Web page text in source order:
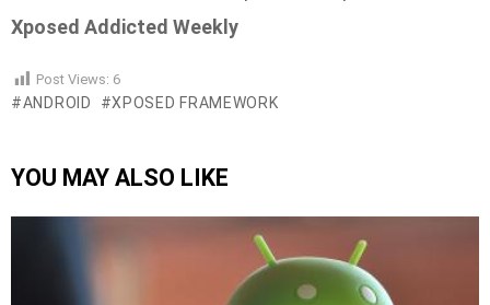
Xposed Addicted Weekly
Post Views: 6
ANDROID XPOSED FRAMEWORK
YOU MAY ALSO LIKE